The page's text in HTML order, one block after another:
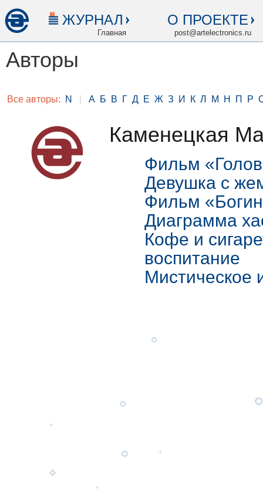
ЖУРНАЛ
Главная
О ПРОЕКТЕ
post@artelectronics.ru
Авторы
Все авторы: N А Б В Г Д Е Ж З И К Л М Н П Р
Каменецкая
Фильм
Девушка с
Фильм
Диаграмма
Кофе и
воспитание
Мистическое